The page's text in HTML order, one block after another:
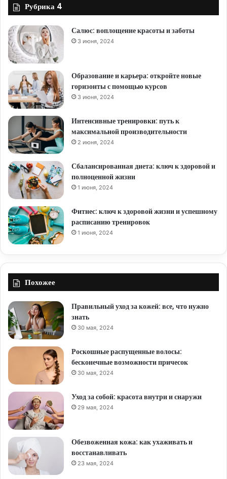
Рубрика 4
Салюс: воплощение красоты и заботы
3 июня, 2024
Образование и карьера: откройте новые
горизонты с помощью курсов
3 июня, 2024
Интенсивные тренировки: путь к
максимальной производительности
2 июня, 2024
Сбалансированная диета: ключ к здоровой и
полноценной жизни
1 июня, 2024
Фитнес: ключ к здоровой жизни и успешному
расписанию тренировок
1 июня, 2024
Похожее
Правильный уход за кожей: все, что нужно
знать
30 мая, 2024
Роскошные распущенные волосы:
бесконечные возможности причесок
30 мая, 2024
Уход за собой: красота внутри и снаружи
29 мая, 2024
Обезвоженная кожа: как ухаживать и
восстанавливать
23 мая, 2024